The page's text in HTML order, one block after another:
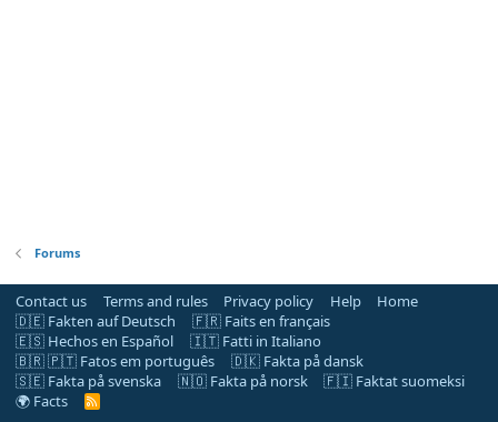
Forums
Contact us Terms and rules Privacy policy Help
Home
🇩🇪 Fakten auf Deutsch
🇫🇷 Faits en français
🇪🇸 Hechos en Español
🇮🇹 Fatti in Italiano
🇧🇷 🇵🇹 Fatos em português
🇩🇰 Fakta på dansk
🇸🇪 Fakta på svenska
🇳🇴 Fakta på norsk
🇫🇮 Faktat suomeksi
🌍 Facts
R